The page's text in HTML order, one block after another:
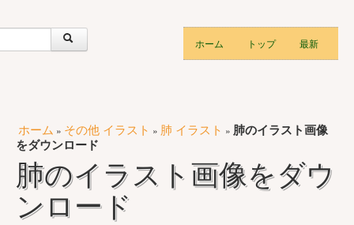
ホーム トップ 最新
ホーム » その他 イラスト » 肺 イラスト » 肺のイラスト画像
をダウンロード
肺のイラスト画像をダウ
ンロード